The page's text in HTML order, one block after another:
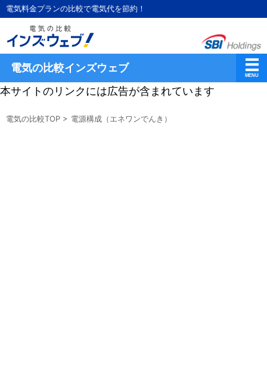
電気料金プランの比較で電気代を節約！
電気の比較インズウェブ
本サイトのリンクには広告が含まれています
電気の比較TOP > 電源構成（エネワンでんき）